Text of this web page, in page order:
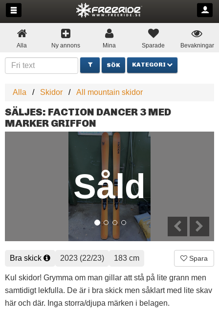
Alla Ny annons Mina Sparade Bevakningar
KATEGORI
Alla Skidor All mountain skidor
SÄLJES: FACTION DANCER 3 MED
MARKER GRIFFON
Såld
Spara
Bra skick 2023 (22/23) 183 cm
Kul skidor! Grymma om man gillar att stå på lite grann men
samtidigt lekfulla. De är i bra skick men såklart med lite skav
här och där. Inga storra/djupa märken i belagen.